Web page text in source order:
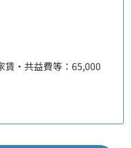
賃・共益費等：65,000